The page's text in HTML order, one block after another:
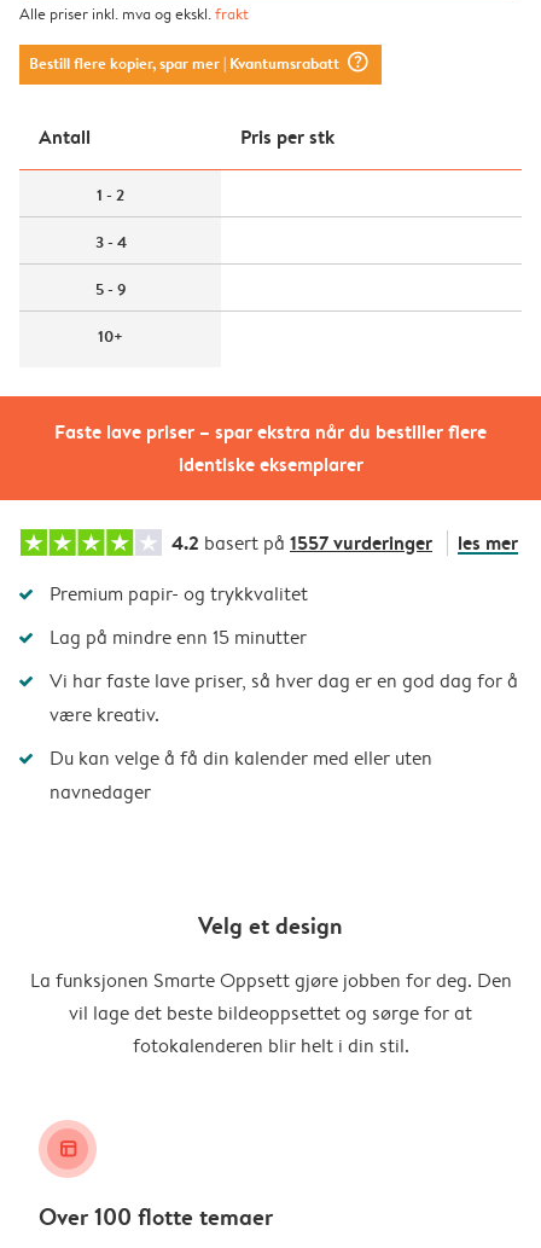
Faste lave priser – spar ekstra når du bestiller flere
identiske eksemplarer
Alle priser inkl. mva og ekskl.frakt
Bestill flere kopier, spar mer| Kvantumsrabatt question_mark_circle
Antall Pris per stk
1 - 2
3 - 4
5 - 9
10+
4.2 basert på 1557 vurderinger les mer
Premium papir- og trykkvalitet
Lag på mindre enn 15 minutter
Vi har faste lave priser, så hver dag er en god dag for å
være kreativ.
Du kan velge å få din kalender med eller uten
navnedager
Velg et design
La funksjonen Smarte Oppsett gjøre jobben for deg. Den
vil lage det beste bildeoppsettet og sørge for at
fotokalenderen blir helt i din stil.
layout_alt
Over 100 flotte temaer